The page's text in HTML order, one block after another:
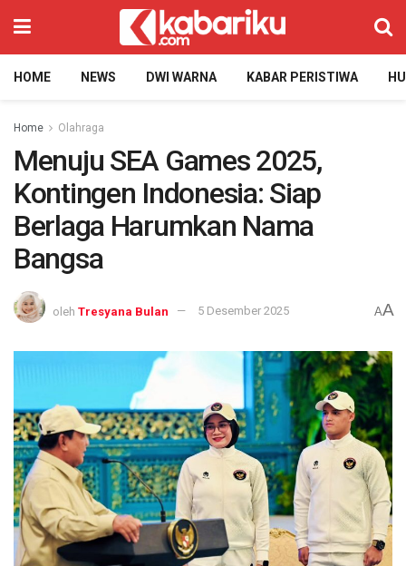
HOME NEWS DWI WARNA KABAR PERISTIWA
Home Olahraga
Menuju SEA Games 2025,
Kontingen Indonesia: Siap
Berlaga Harumkan Nama
Bangsa
oleh Tresyana Bulan 5 Desember 2025 AA